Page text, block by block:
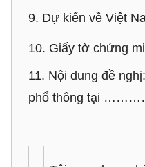
9. Dự kiến về
10. Giấy tờ chứng
11. Nội dung đề
phổ thông tại